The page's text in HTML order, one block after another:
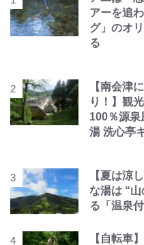
アーを追
グ」のオ
る
【南会津
り！】観
100％源泉
湯 洗心亭
【夏は涼
な湯は “
る「温泉
【自転車